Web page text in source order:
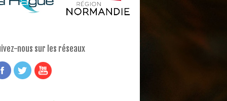
nous sur les réseaux